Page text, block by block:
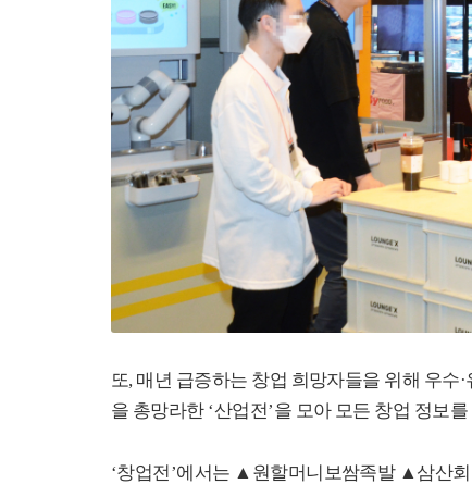
또, 매년 급증하는 창업 희망자들을 위해 우수·
을 총망라한 ‘산업전’을 모아 모든 창업 정보
‘창업전’에서는 ▲ 원할머니보쌈족발 ▲삼산